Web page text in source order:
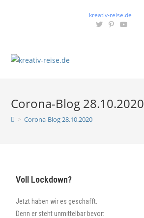
kreativ-reise.de
Corona-Blog 28.10.2020
> Corona-Blog 28.10.2020
Voll Lockdown?
Jetzt haben wir es geschafft.
Denn er steht unmittelbar bevor: